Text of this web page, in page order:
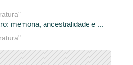
memória, ancestralidade e ...